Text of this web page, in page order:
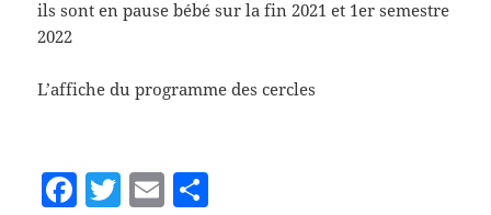
ils sont en pause bébé sur la fin 2021 et 1er semestre
2022
L’affiche du programme des cercles
F T E